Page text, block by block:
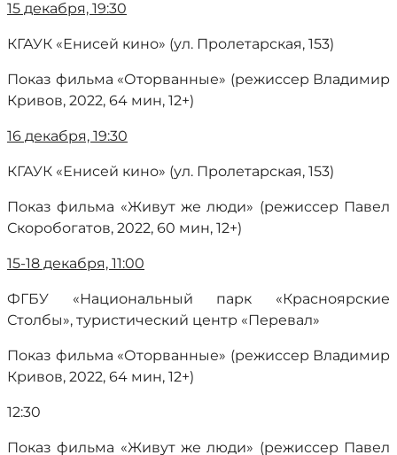
15 декабря, 19:30
КГАУК «Енисей кино» (ул. Пролетарская, 153)
Показ фильма «Оторванные» (режиссер Владимир
Кривов, 2022, 64 мин, 12+)
16 декабря, 19:30
КГАУК «Енисей кино» (ул. Пролетарская, 153)
Показ фильма «Живут же люди» (режиссер Павел
Скоробогатов, 2022, 60 мин, 12+)
15-18 декабря, 11:00
ФГБУ «Национальный парк «Красноярские
Столбы», туристический центр «Перевал»
Показ фильма «Оторванные» (режиссер Владимир
Кривов, 2022, 64 мин, 12+)
12:30
Показ фильма «Живут же люди» (режиссер Павел